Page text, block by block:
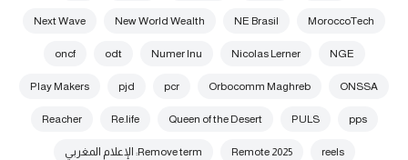
MoroccoTech
NE Brasil
New World Wealth
Next Wave
NGE
Nicolas Lerner
Numer Inu
odt
oncf
ONSSA
Orbocomm Maghreb
pcr
pjd
Play Makers
pps
PULS
Queen of the Desert
Re.life
Reacher
reels
Remote 2025 Remove term: الإعلام المغربي